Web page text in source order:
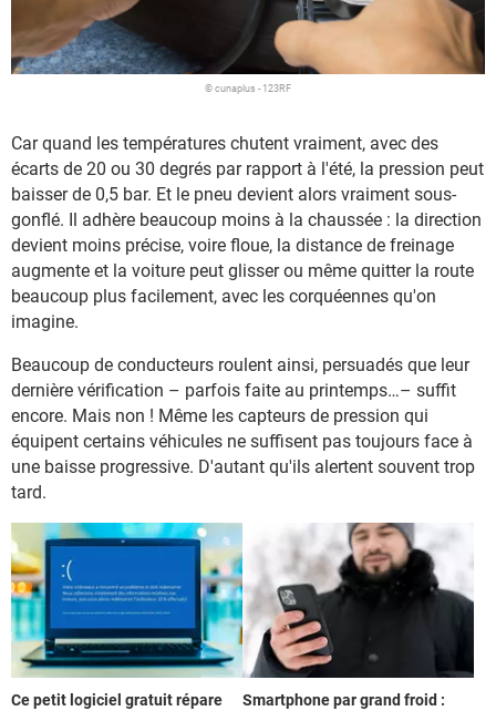
© cunaplus - 123RF
Car quand les températures chutent vraiment, avec des
écarts de 20 ou 30 degrés par rapport à l'été, la pression peut
baisser de 0,5 bar. Et le pneu devient alors vraiment sous-
gonflé. Il adhère beaucoup moins à la chaussée : la direction
devient moins précise, voire floue, la distance de freinage
augmente et la voiture peut glisser ou même quitter la route
beaucoup plus facilement, avec les corquéennes qu'on
imagine.
Beaucoup de conducteurs roulent ainsi, persuadés que leur
dernière vérification – parfois faite au printemps…– suffit
encore. Mais non ! Même les capteurs de pression qui
équipent certains véhicules ne suffisent pas toujours face à
une baisse progressive. D'autant qu'ils alertent souvent trop
tard.
Ce petit logiciel gratuit répare
Smartphone par grand froid :